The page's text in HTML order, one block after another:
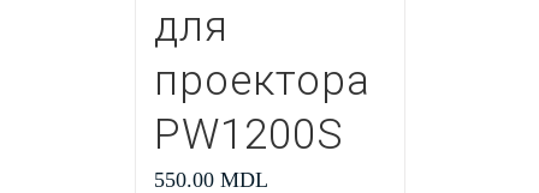
для
проектора
PW1200S
550.00 MDL